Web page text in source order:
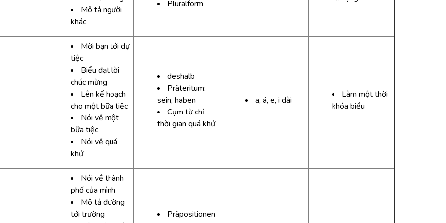
Mô tả người
khác
Pluralform
Mời bạn tới dự
tiệc
Biểu đạt lời
chúc mừng
Lên kế hoạch
cho một bữa tiệc
Nói về một
bữa tiệc
Nói về quá
khứ
deshalb
Präteritum:
sein, haben
Cụm từ chỉ
thời gian quá khứ
a, ä, e, i dài
Làm một thời
khóa biểu
Nói về thành
phố của mình
Mô tả đường
tới trường
Präpositionen